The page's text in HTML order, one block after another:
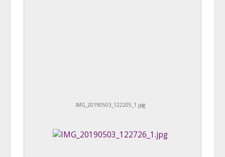
IMG_20190503_122205_1.jpg